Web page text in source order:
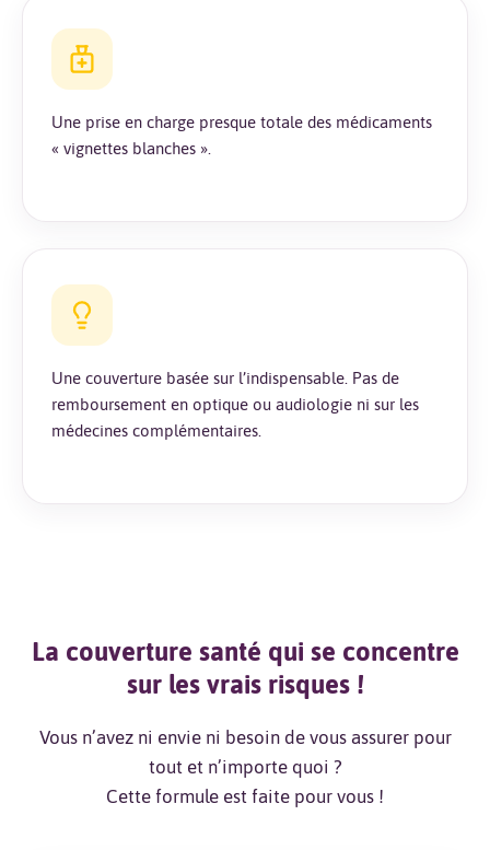
Une prise en charge presque totale des médicaments
« vignettes blanches ».
Une couverture basée sur l’indispensable. Pas de
remboursement en optique ou audiologie ni sur les
médecines complémentaires.
La couverture santé qui se concentre
sur les vrais risques !
Vous n’avez ni envie ni besoin de vous assurer pour
tout et n’importe quoi ?
Cette formule est faite pour vous !